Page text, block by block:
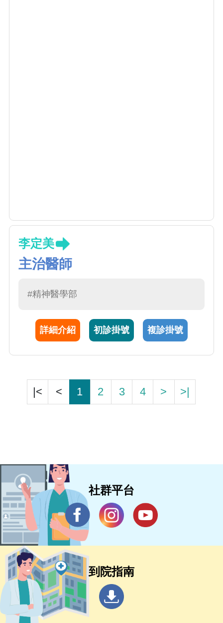
李定美
主治醫師
#精神醫學部
詳細介紹 初診掛號 複診掛號
|< < 1 2 3 4 > >|
社群平台
到院指南